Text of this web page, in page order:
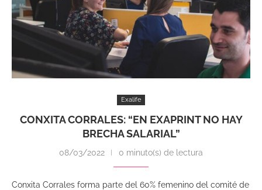
Exalife
CONXITA CORRALES: “EN EXAPRINT NO HAY
BRECHA SALARIAL”
08/03/2022 0 minuto(s) de lectura
Conxita Corrales forma parte del 60% femenino del comité de